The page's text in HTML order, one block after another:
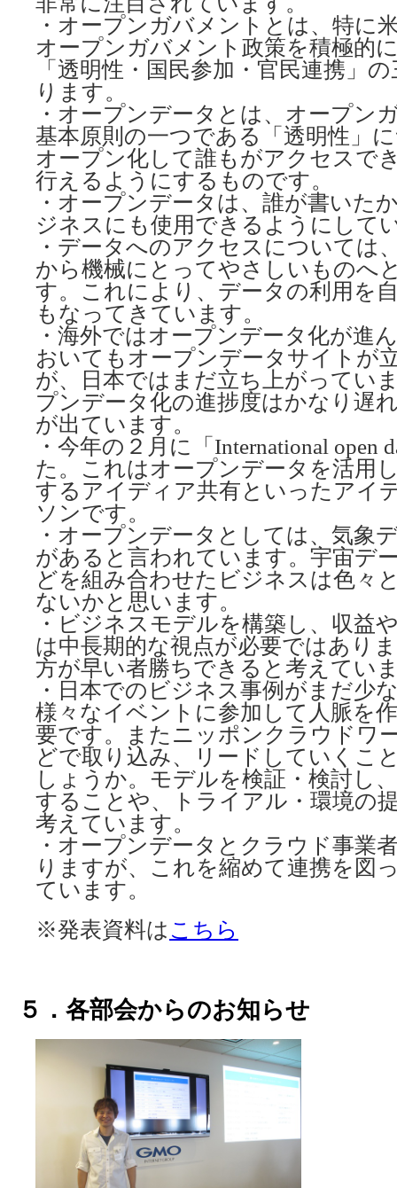
・オープンガバメントとは、特に
オープンガバメント政策を積極的
「透明性・国民参加・官民連携」
ります。
・オープンデータとは、オープン
基本原則の一つである「透明性」
オープン化して誰もがアクセスで
行えるようにするものです。
・オープンデータは、誰が書いた
ジネスにも使用できるようにして
・データへのアクセスについては
から機械にとってやさしいものへ
す。これにより、データの利用を
もなってきています。
・海外ではオープンデータ化が進
おいてもオープンデータサイトが
が、日本ではまだ立ち上がってい
プンデータ化の進捗度はかなり遅
が出ています。
・今年の２月に「International open
た。これはオープンデータを活用
するアイディア共有といったアイ
ソンです。
・オープンデータとしては、気象
があると言われています。宇宙デ
どを組み合わせたビジネスは色々
ないかと思います。
・ビジネスモデルを構築し、収益
は中長期的な視点が必要ではあり
方が早い者勝ちできると考えてい
・日本でのビジネス事例がまだ少
様々なイベントに参加して人脈を
要です。またニッポンクラウドワ
どで取り込み、リードしていくこ
しょうか。モデルを検証・検討し
することや、トライアル・環境の
考えています。
・オープンデータとクラウド事業
りますが、これを縮めて連携を図
ています。
※発表資料は こちら
５．各部会からのお知らせ